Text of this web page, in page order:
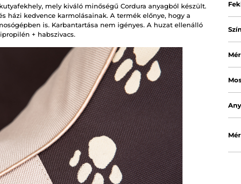
mely kiváló minőségű Cordura anyagból készült.
házi kedvence karmolásainak. A termék előnye, hogy a
is. Karbantartása nem igényes. A huzat ellenálló
+ habszivacs.